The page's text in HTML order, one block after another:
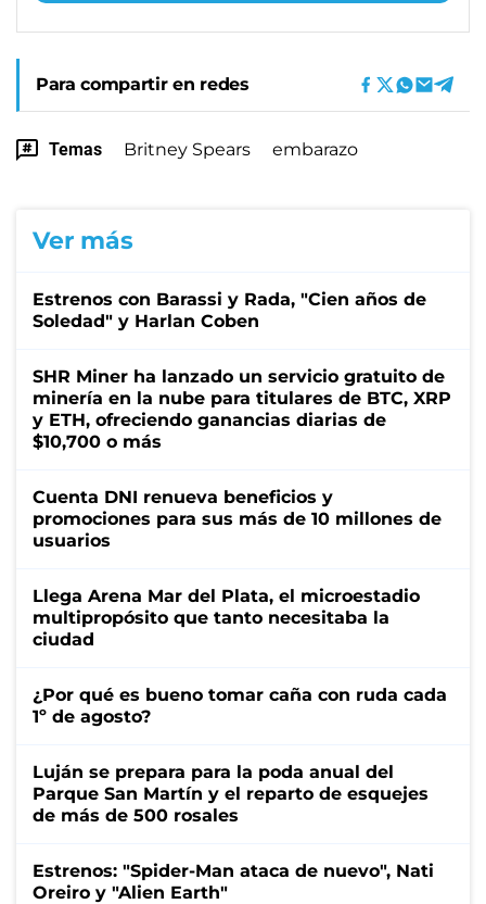
Para compartir en redes
Temas Britney Spears embarazo
Ver más
Estrenos con Barassi y Rada, "Cien años de
Soledad" y Harlan Coben
SHR Miner ha lanzado un servicio gratuito de
minería en la nube para titulares de BTC, XRP
y ETH, ofreciendo ganancias diarias de
$10,700 o más
Cuenta DNI renueva beneficios y
promociones para sus más de 10 millones de
usuarios
Llega Arena Mar del Plata, el microestadio
multipropósito que tanto necesitaba la
ciudad
¿Por qué es bueno tomar caña con ruda cada
1º de agosto?
Luján se prepara para la poda anual del
Parque San Martín y el reparto de esquejes
de más de 500 rosales
Estrenos: "Spider-Man ataca de nuevo", Nati
Oreiro y "Alien Earth"